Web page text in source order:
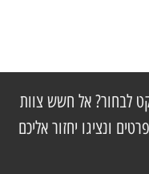
לבחור? אל חשש צוות
ונציגו יחזור אליכם